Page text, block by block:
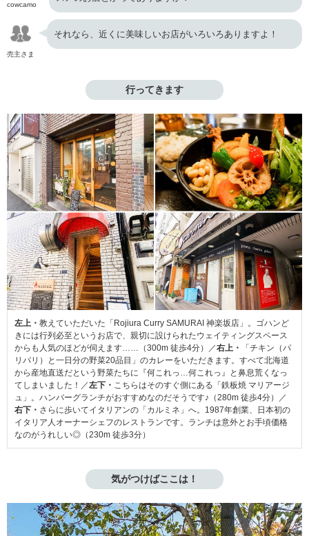
cowcamo
売主さま
それなら、近くに美味しいお店がいろいろありますよ！
行ってきます
左上・ 教えていただいた「Rojiura Curry SAMURAI 神楽坂店」。ゴハンど
きには行列必至というお店で、親切に設けられたウェイティングスペース
からも人気のほどが伺えます……（300m 徒歩4分）／右上・
「チキン（パ
リパリ）と一日分の野菜20品目」のカレーをいただきます。すべて北海道
から産地直送だという野菜たちに『何これっ…何これっ』と鼻息荒くなっ
てしまいました！／左下・ こちらはそのすぐ側にある「鉄板焼 マリアージ
ュ」。ハンバーグランチがおすすめなのだそうです♪（280m 徒歩4分）／
右下・ さらに歩いてイタリアンの「カルミネ」へ。1987年創業、日本初の
イタリア人オーナーシェフのレストランです。ランチは意外とお手頃価格
なのがうれしい◎（230m 徒歩3分）
気がつけばここは！